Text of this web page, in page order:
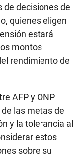
de decisiones de
quienes eligen
estará
montos
rendimiento de
AFP y ONP
las metas de
y la tolerancia al
estos
sobre su